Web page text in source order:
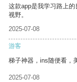
这款app是我学习路上
视野。
2025-07-08
游客
梯子神器，ins随便看，
2025-07-08